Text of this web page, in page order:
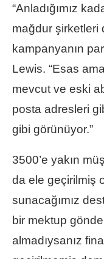
“Anladığımız
mağdur şirketleri
kampanyanın
Lewis. “Esas
mevcut ve eski
posta adresleri
gibi görünüyor.”
3500’e yakın
da ele geçirilmiş
sunacağımız
bir mektup
almadıysanız